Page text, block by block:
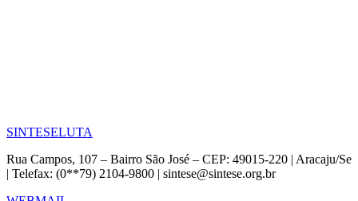
SINTESELUTA
Rua Campos, 107 – Bairro São José – CEP: 49015-220 | Aracaju/Se
| Telefax: (0**79) 2104-9800 | sintese@sintese.org.br